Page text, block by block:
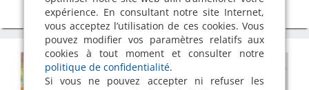
expérience. En consultant notre site Internet,
vous acceptez l’utilisation de ces cookies. Vous
pouvez modifier vos paramètres relatifs aux
cookies à tout moment et consulter notre
politique de confidentialité.
Si vous ne pouvez accepter ni refuser les